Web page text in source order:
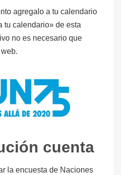
agregalo a tu calendario
tu calendario» de esta
no es necesario que
cuenta
la encuesta de Naciones